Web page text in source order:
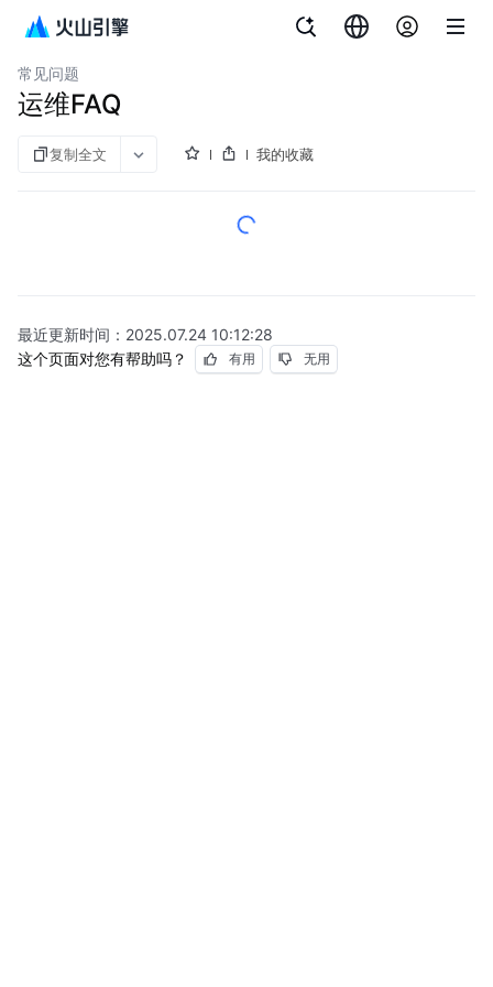
云服务器
常见问题
运维FAQ
复制全文 我的收藏
最近更新时间： 2025.07.24 10:12:28
这个页面对您有帮助吗？
有用 无用